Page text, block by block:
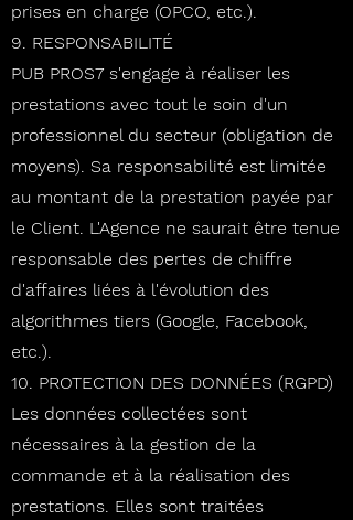
prises en charge (OPCO, etc.).
9. RESPONSABILITÉ
PUB PROS7 s'engage à réaliser les
prestations avec tout le soin d'un
professionnel du secteur (obligation de
moyens). Sa responsabilité est limitée
au montant de la prestation payée par
le Client. L'Agence ne saurait être tenue
responsable des pertes de chiffre
d'affaires liées à l'évolution des
algorithmes tiers (Google, Facebook,
etc.).
10. PROTECTION DES DONNÉES (RGPD)
Les données collectées sont
nécessaires à la gestion de la
commande et à la réalisation des
prestations. Elles sont traitées